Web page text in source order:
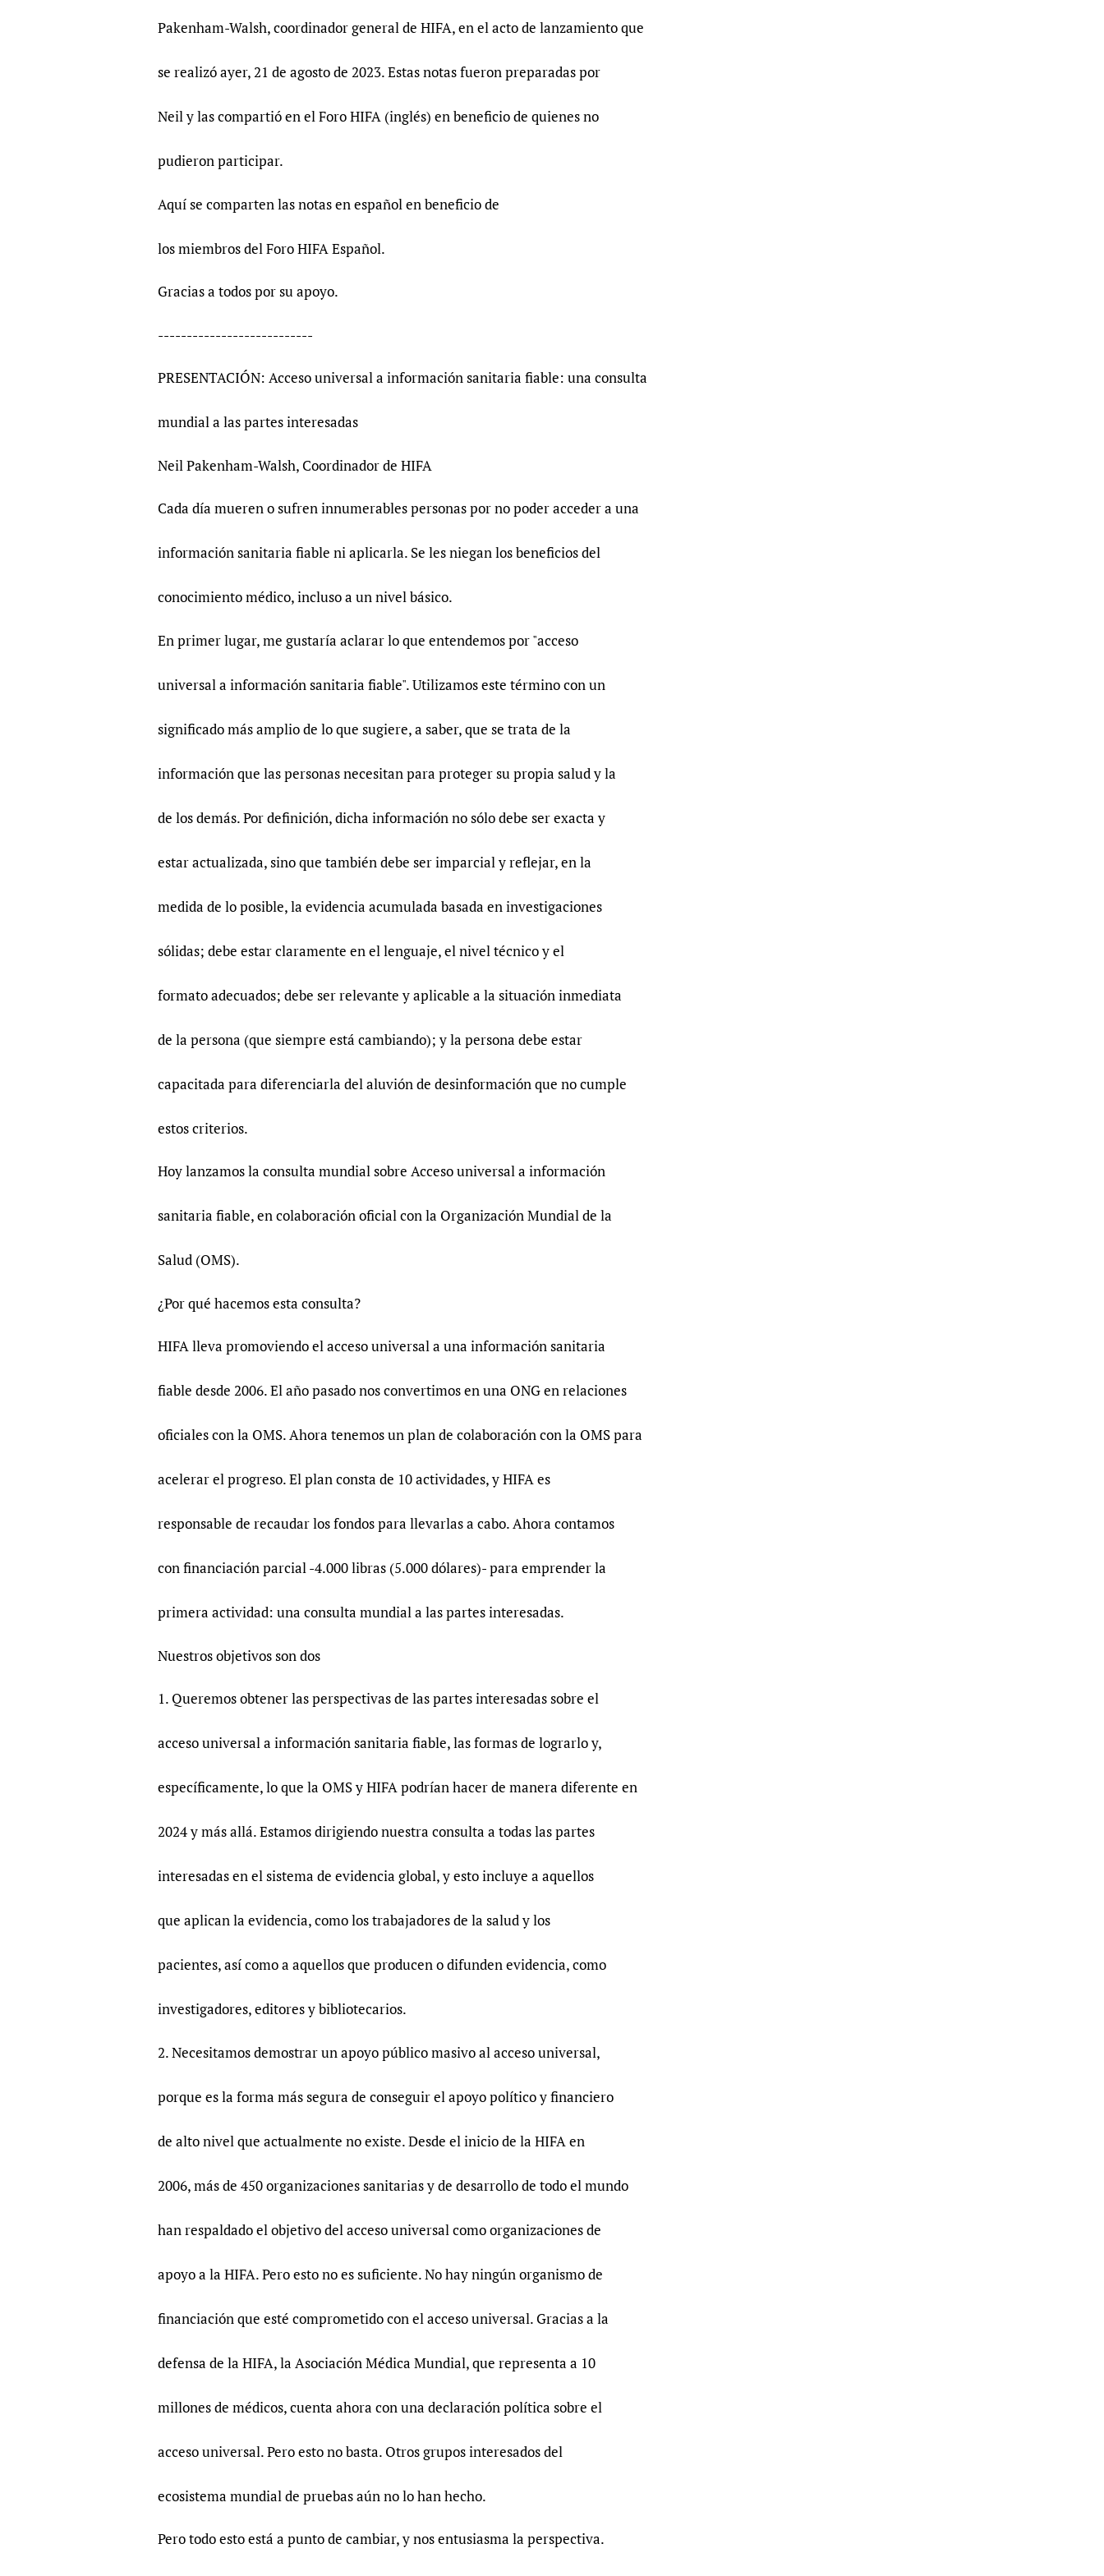
Evaluating Impact
Family Planning
Pakenham-Walsh, coordinador general de HIFA, en el acto de lanzamiento que
se realizó ayer, 21 de agosto de 2023. Estas notas fueron preparadas por
Neil y las compartió en el Foro HIFA (inglés) en beneficio de quienes no
pudieron participar.
Aquí se comparten las notas en español en beneficio de
los miembros del Foro HIFA Español.
Gracias a todos por su apoyo.
---------------------------
PRESENTACIÓN: Acceso universal a información sanitaria fiable: una consulta
mundial a las partes interesadas
Neil Pakenham-Walsh, Coordinador de HIFA
Cada día mueren o sufren innumerables personas por no poder acceder a una
información sanitaria fiable ni aplicarla. Se les niegan los beneficios del
conocimiento médico, incluso a un nivel básico.
En primer lugar, me gustaría aclarar lo que entendemos por "acceso
universal a información sanitaria fiable". Utilizamos este término con un
significado más amplio de lo que sugiere, a saber, que se trata de la
información que las personas necesitan para proteger su propia salud y la
de los demás. Por definición, dicha información no sólo debe ser exacta y
estar actualizada, sino que también debe ser imparcial y reflejar, en la
medida de lo posible, la evidencia acumulada basada en investigaciones
sólidas; debe estar claramente en el lenguaje, el nivel técnico y el
formato adecuados; debe ser relevante y aplicable a la situación inmediata
de la persona (que siempre está cambiando); y la persona debe estar
capacitada para diferenciarla del aluvión de desinformación que no cumple
estos criterios.
Hoy lanzamos la consulta mundial sobre Acceso universal a información
sanitaria fiable, en colaboración oficial con la Organización Mundial de la
Salud (OMS).
¿Por qué hacemos esta consulta?
HIFA lleva promoviendo el acceso universal a una información sanitaria
fiable desde 2006. El año pasado nos convertimos en una ONG en relaciones
oficiales con la OMS. Ahora tenemos un plan de colaboración con la OMS para
acelerar el progreso. El plan consta de 10 actividades, y HIFA es
responsable de recaudar los fondos para llevarlas a cabo. Ahora contamos
con financiación parcial -4.000 libras (5.000 dólares)- para emprender la
primera actividad: una consulta mundial a las partes interesadas.
Nuestros objetivos son dos
1. Queremos obtener las perspectivas de las partes interesadas sobre el
acceso universal a información sanitaria fiable, las formas de lograrlo y,
específicamente, lo que la OMS y HIFA podrían hacer de manera diferente en
2024 y más allá. Estamos dirigiendo nuestra consulta a todas las partes
interesadas en el sistema de evidencia global, y esto incluye a aquellos
que aplican la evidencia, como los trabajadores de la salud y los
pacientes, así como a aquellos que producen o difunden evidencia, como
investigadores, editores y bibliotecarios.
2. Necesitamos demostrar un apoyo público masivo al acceso universal,
porque es la forma más segura de conseguir el apoyo político y financiero
de alto nivel que actualmente no existe. Desde el inicio de la HIFA en
2006, más de 450 organizaciones sanitarias y de desarrollo de todo el mundo
han respaldado el objetivo del acceso universal como organizaciones de
apoyo a la HIFA. Pero esto no es suficiente. No hay ningún organismo de
financiación que esté comprometido con el acceso universal. Gracias a la
defensa de la HIFA, la Asociación Médica Mundial, que representa a 10
millones de médicos, cuenta ahora con una declaración política sobre el
acceso universal. Pero esto no basta. Otros grupos interesados del
ecosistema mundial de pruebas aún no lo han hecho.
Pero todo esto está a punto de cambiar, y nos entusiasma la perspectiva.